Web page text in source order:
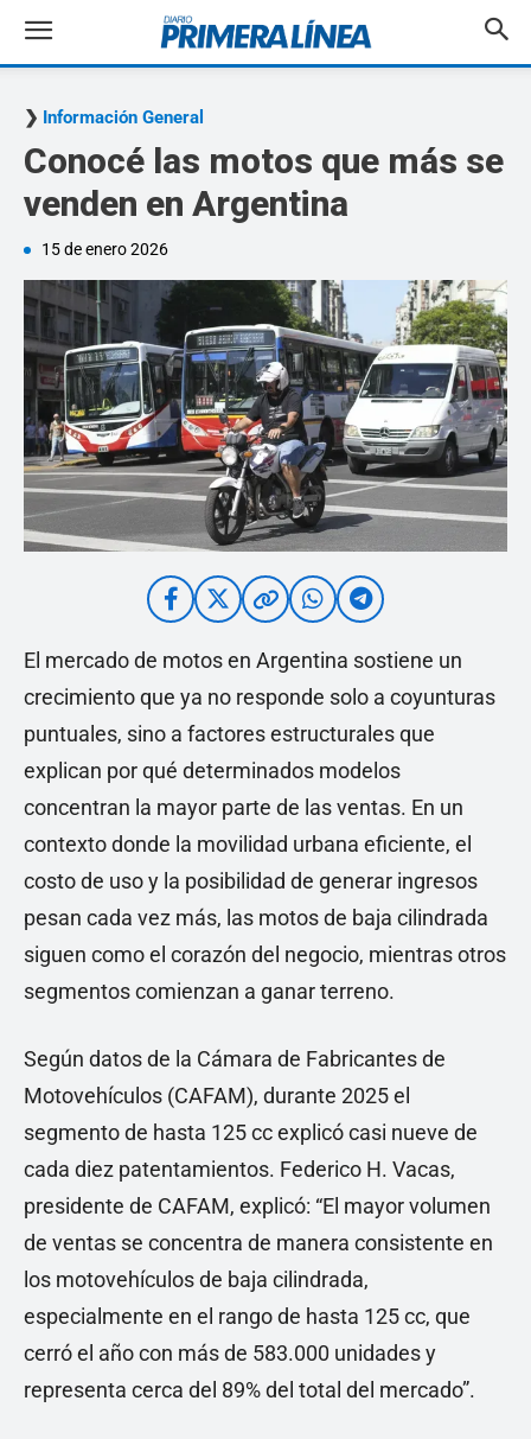
Información General
Conocé las motos que más se
venden en Argentina
15 de enero 2026
El mercado de motos en Argentina sostiene un
crecimiento que ya no responde solo a coyunturas
puntuales, sino a factores estructurales que
explican por qué determinados modelos
concentran la mayor parte de las ventas. En un
contexto donde la movilidad urbana eficiente, el
costo de uso y la posibilidad de generar ingresos
pesan cada vez más, las motos de baja cilindrada
siguen como el corazón del negocio, mientras otros
segmentos comienzan a ganar terreno.
Según datos de la Cámara de Fabricantes de
Motovehículos (CAFAM), durante 2025 el
segmento de hasta 125 cc explicó casi nueve de
cada diez patentamientos. Federico H. Vacas,
presidente de CAFAM, explicó: “El mayor volumen
de ventas se concentra de manera consistente en
los motovehículos de baja cilindrada,
especialmente en el rango de hasta 125 cc, que
cerró el año con más de 583.000 unidades y
representa cerca del 89% del total del mercado”.